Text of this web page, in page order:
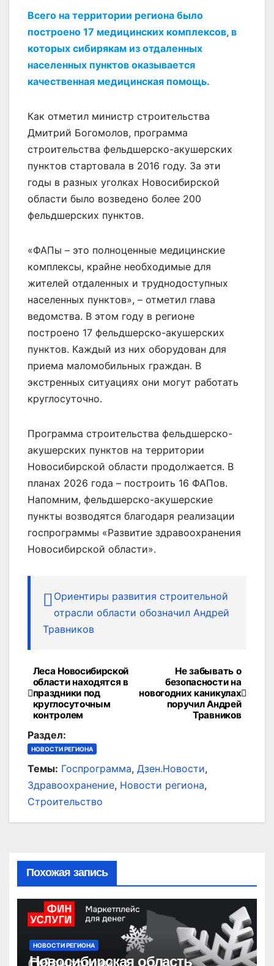
Всего на территории региона было
построено 17 медицинских комплексов, в
которых сибирякам из отдаленных
населенных пунктов оказывается
качественная медицинская помощь.
Как отметил министр строительства
Дмитрий Богомолов, программа
строительства фельдшерско-акушерских
пунктов стартовала в 2016 году. За эти
годы в разных уголках Новосибирской
области было возведено более 200
фельдшерских пунктов.
«ФАПы – это полноценные медицинские
комплексы, крайне необходимые для
жителей отдаленных и труднодоступных
населенных пунктов», – отметил глава
ведомства. В этом году в регионе
построено 17 фельдшерско-акушерских
пунктов. Каждый из них оборудован для
приема маломобильных граждан. В
экстренных ситуациях они могут работать
круглосуточно.
Программа строительства фельдшерско-
акушерских пунктов на территории
Новосибирской области продолжается. В
планах 2026 года – построить 16 ФАПов.
Напомним, фельдшерско-акушерские
пункты возводятся благодаря реализации
госпрограммы «Развитие здравоохранения
Новосибирской области».
Ориентиры развития строительной
отрасли области обозначил Андрей
Травников
Навигация
по
записям
Не забывать о
безопасности на
новогодних каникулах
поручил Андрей
Травников
Леса Новосибирской
области находятся в
праздники под
круглосуточным
контролем
Раздел:
НОВОСТИ РЕГИОНА
Темы: Госпрограмма, Дзен.Новости,
Здравоохранение, Новости региона,
Строительство
Похожая запись
НОВОСТИ РЕГИОНА
Новосибирская область